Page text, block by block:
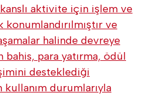
aktivite için işlem ve
ve
halinde devreye
bahis, para yatırma, ödül
desteklediği
durumlarıyla